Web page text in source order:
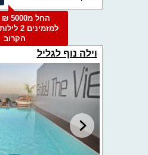
החל
הקרוב
וילה נוף לגליל